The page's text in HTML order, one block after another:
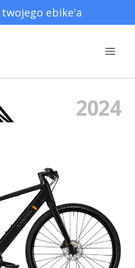
twojego ebike'a
2024